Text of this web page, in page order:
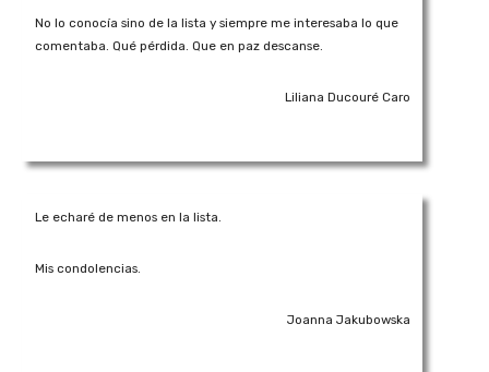
No lo conocía sino de la lista y siempre me interesaba lo que
comentaba. Qué pérdida. Que en paz descanse.
Liliana Ducouré Caro
Le echaré de menos en la lista.
Mis condolencias.
Joanna Jakubowska